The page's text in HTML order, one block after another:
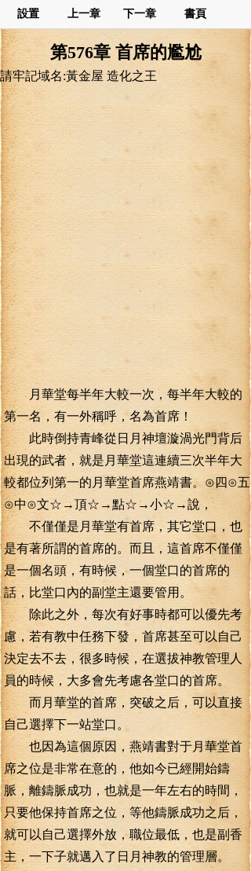
設置 上一章 下一章 書頁
第576章 首席的尷尬
請牢記域名:黃金屋 造化之王
月華堂每半年大較一次，每半年大較的
第一名，有一外稱呼，名為首席！
此時倒持青峰從日月神壇漩渦光門背后
出現的武者，就是月華堂這連續三次半年大
較都位列第一的月華堂首席燕靖書。⊙四⊙五
⊙中⊙文☆→頂☆→點☆→小☆→說，
不僅僅是月華堂有首席，其它堂口，也
是有著所謂的首席的。而且，這首席不僅僅
是一個名頭，有時候，一個堂口的首席的
話，比堂口內的副堂主還要管用。
除此之外，每次有好事時都可以優先考
慮，若有教中任務下發，首席甚至可以自己
決定去不去，很多時候，在選拔神教管理人
員的時候，大多會先考慮各堂口的首席。
而月華堂的首席，突破之后，可以直接
自己選擇下一站堂口。
也因為這個原因，燕靖書對于月華堂首
席之位是非常在意的，他如今已經開始鑄
脈，離鑄脈成功，也就是一年左右的時間，
只要他保持首席之位，等他鑄脈成功之后，
就可以自己選擇外放，職位最低，也是副香
主，一下子就邁入了日月神教的管理層。